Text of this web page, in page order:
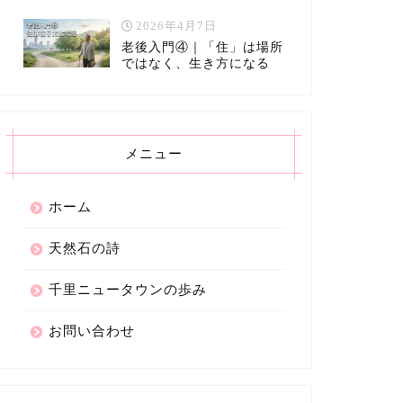
2026年4月7日
老後入門④｜「住」は場所
ではなく、生き方になる
メニュー
ホーム
天然石の詩
千里ニュータウンの歩み
お問い合わせ